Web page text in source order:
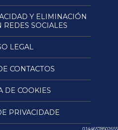
0.1446578502655
Y ELIMINACIÓN
REDES SOCIALES
LEGAL
CONTACTOS
DE COOKIES
PRIVACIDADE